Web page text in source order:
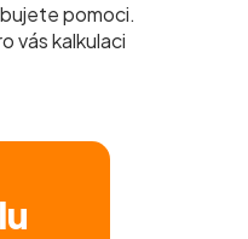
pomoci.
vás kalkulaci